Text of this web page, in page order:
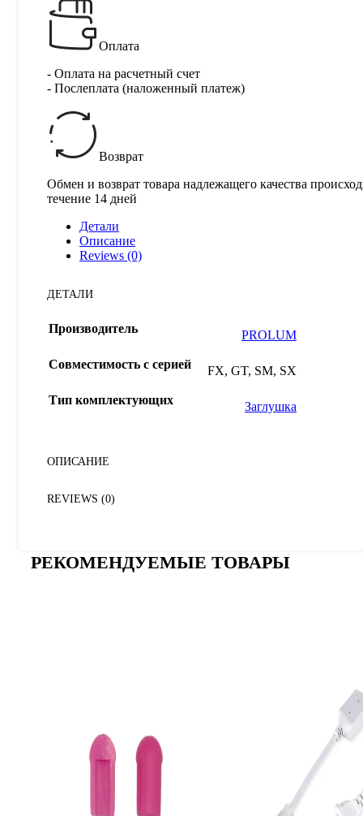
Оплата
- Оплата на расчетный счет
- Послеплата (наложенный платеж)
Возврат
Обмен и возврат товара надлежащего качества
течение 14 дней
Детали
Описание
Reviews (0)
ДЕТАЛИ
Производитель PROLUM
Совместимость с серией FX, GT, SM, SX
Тип комплектующих Заглушка
ОПИСАНИЕ
REVIEWS (0)
РЕКОМЕНДУЕМЫЕ ТОВАРЫ